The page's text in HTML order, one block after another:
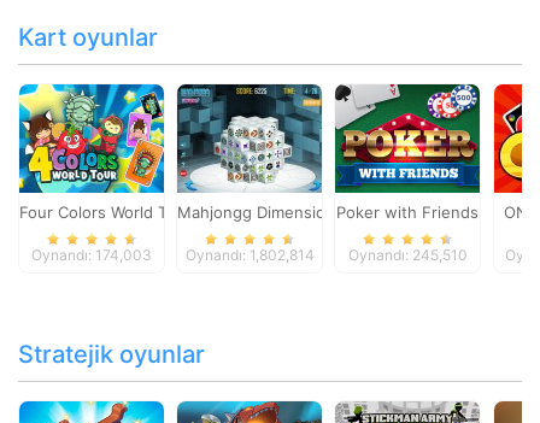
Kart oyunlar
Four Colors World Tour
Oynandı: 174,003
Mahjongg Dimensions
Oynandı: 1,802,814
Poker with Friends
Oynandı: 245,510
Stratejik oyunlar